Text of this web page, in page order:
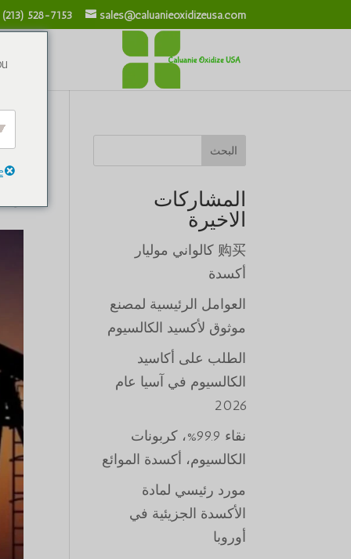
528-7153 sales@caluanieoxidizeusa.com
البحث
المشاركات
الاخيرة
购买 كالواني موليار
أكسدة
العوامل الرئيسية لمصنع
موثوق لأكسيد الكالسيوم
الطلب على أكاسيد
الكالسيوم في آسيا عام
2026
نقاء 99.9%، كربونات
الكالسيوم، أكسدة الموائع
مورد رئيسي لمادة
الأكسدة الجزيئية في
أوروبا